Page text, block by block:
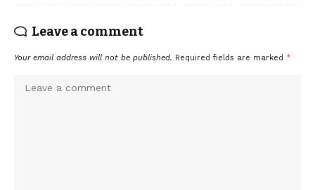
Leave a comment
Your email address will not be published. Required fields are marked *